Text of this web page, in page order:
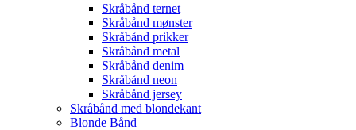
Skråbånd ternet
Skråbånd mønster
Skråbånd prikker
Skråbånd metal
Skråbånd denim
Skråbånd neon
Skråbånd jersey
Skråbånd med blondekant
Blonde Bånd